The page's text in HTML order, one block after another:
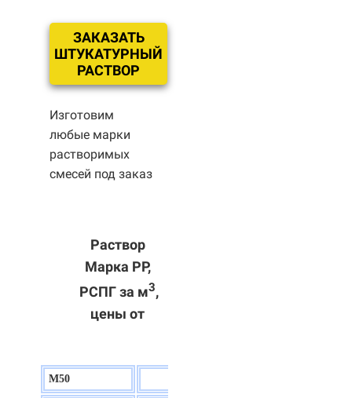
ЗАКАЗАТЬ
ШТУКАТУРНЫЙ
РАСТВОР
Изготовим
любые марки
растворимых
смесей под заказ
Раствор
Марка РР,
РСПГ за м3,
цены от
М50